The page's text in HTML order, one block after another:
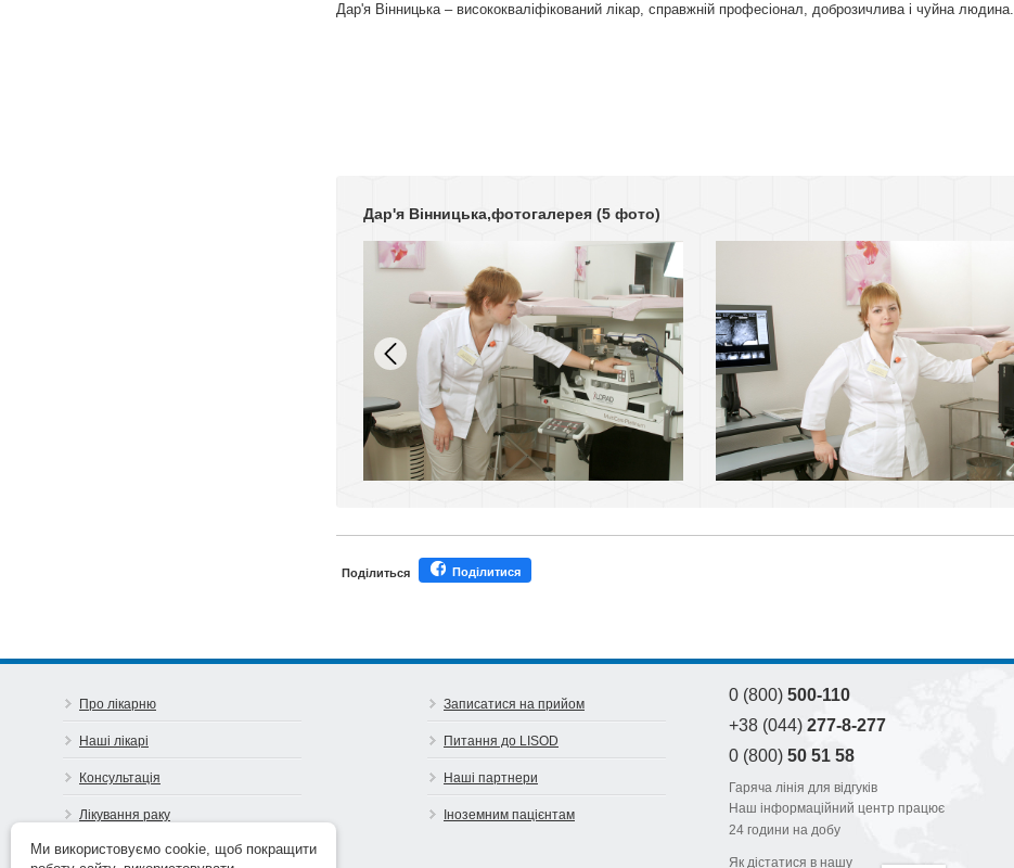
Дар'я Вінницька – висококваліфікований лікар, справжній професіонал, доброзичлива і чуйна людина.
Дар'я Вінницька,фотогалерея (5 фото)
Поділиться Поділитися
Про лікарню
Наші лікарі
Консультація
Лікування раку
Попередь рак
Записатися на прийом
Питання до LISOD
Наші партнери
Іноземним пацієнтам
0 (800) 500-110
+38 (044) 277-8-277
0 (800) 50 51 58
Гаряча лінія для відгуків
Наш інформаційний центр працює
24 години на добу
Як дістатися в нашу
Ми використовуємо cookie, щоб покращити